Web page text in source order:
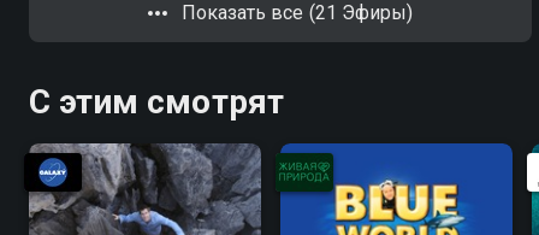
Показать все (21 Эфиры)
С этим смотрят